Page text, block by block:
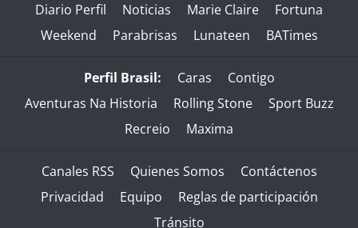
Diario Perfil Noticias Marie Claire
Fortuna
Weekend
Parabrisas Lunateen BATimes
Perfil Brasil: Caras
Contigo
Aventuras Na Historia
Rolling Stone
Sport Buzz
Recreio
Maxima
Canales RSS Quienes Somos
Contáctenos
Privacidad
Equipo
Reglas de participación
Tránsito